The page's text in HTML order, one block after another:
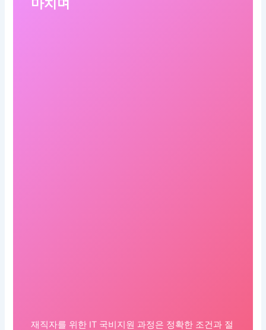
마치며
재직자를 위한 IT 국비지원 과정은 정확한 조건과 절